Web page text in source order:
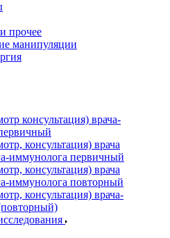
прочее
манипуляции
консультация) врача-
консультация) врача
иммунолога первичный
консультация) врача
иммунолога повторный
консультация) врача-